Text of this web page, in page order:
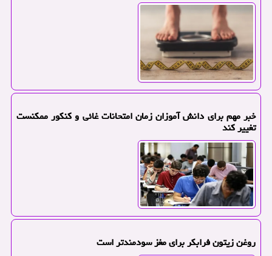
خبر مهم برای دانش آموزان زمان امتحانات غائی و کنکور ممکنست
تغییر کند
روغن زیتون فرابکر برای مغز سودمندتر است